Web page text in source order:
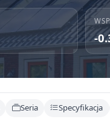
-
Seria Specyfikacja